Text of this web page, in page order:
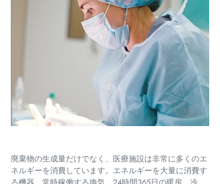
廃棄物の生成量だけでなく、医療施設は非常に多くのエ
ネルギーを消費しています。エネルギーを大量に消費す